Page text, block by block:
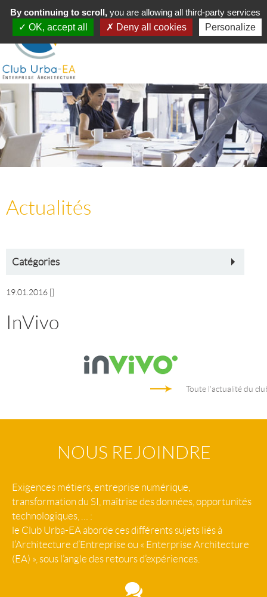
Toggle
navigation
MENU
Actualités
Catégories
19.01.2016
InVivo
Toute l'actualité du
NOUS REJOINDRE
Exigences métiers, entreprise numérique,
transformation du SI, maîtrise des données, opportunités
technologiques, … :
le Club Urba-EA aborde ces différents sujets liés à
l’Architecture d’Entreprise ou « Enterprise Architecture
(EA) », sous l’angle des retours d’expériences.
By continuing to scroll,you are allowing all third-party services
OK, accept all
Deny all cookies Personalize